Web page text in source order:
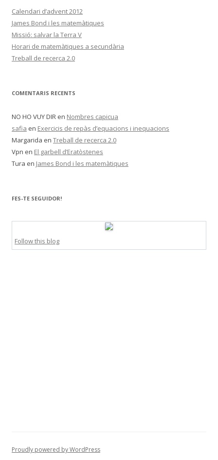
Calendari d’advent 2012
James Bond i les matemàtiques
Missió: salvar la Terra V
Horari de matemàtiques a secundària
Treball de recerca 2.0
COMENTARIS RECENTS
NO HO VUY DIR en Nombres capicua
safia en Exercicis de repàs d’equacions i inequacions
Margarida en Treball de recerca 2.0
Vpn en El garbell d’Eratòstenes
Tura en James Bond i les matemàtiques
FES-TE SEGUIDOR!
Follow this blog
Proudly powered by WordPress